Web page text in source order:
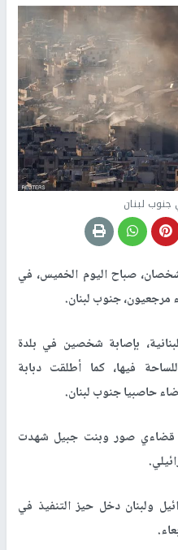
لبنان
صباح اليوم الخميس، في
مرجعيون، جنوب لبنان.
بإصابة شخصين في بلدة
فيها، كما أطلقت دبابة
حاصبيا جنوب لبنان.
قضاءي صور وبنت جبيل شهدت
ولبنان دخل حيز التنفيذ في